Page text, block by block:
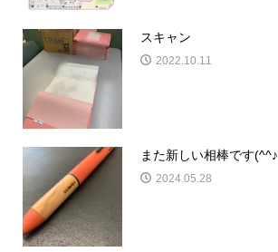
スキャン
2022.10.11
また新しい相棒です(^^♪
2024.05.28